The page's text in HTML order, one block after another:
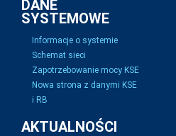
DANE
SYSTEMOWE
Informacje o systemie
Schemat sieci
Zapotrzebowanie mocy KSE
Nowa strona z danymi KSE
i RB
AKTUALNOŚCI